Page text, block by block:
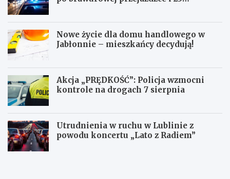
Nowe życie dla domu handlowego w
Jabłonnie – mieszkańcy decydują!
Akcja „PRĘDKOŚĆ”: Policja wzmocni
kontrole na drogach 7 sierpnia
Utrudnienia w ruchu w Lublinie z
powodu koncertu „Lato z Radiem”
M
N